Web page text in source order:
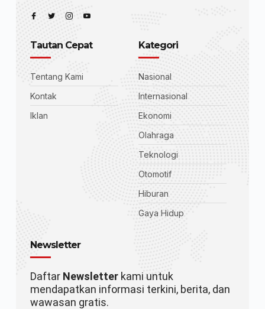
Tautan Cepat
Tentang Kami
Kontak
Iklan
Kategori
Nasional
Internasional
Ekonomi
Olahraga
Teknologi
Otomotif
Hiburan
Gaya Hidup
Newsletter
Daftar Newsletterkami untuk
mendapatkan informasi terkini, berita, dan
wawasan gratis.